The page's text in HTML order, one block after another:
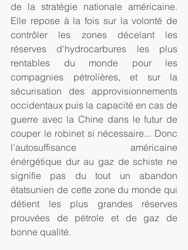
de la stratégie nationale américaine.
Elle repose à la fois sur la volonté de
contrôler les zones décelant les
réserves d'hydrocarbures les plus
rentables du monde pour les
compagnies pétrolières, et sur la
sécurisation des approvisionnements
occidentaux puis la capacité en cas de
guerre avec la Chine dans le futur de
couper le robinet si nécessaire... Donc
l'autosuffisance américaine
énérgétique dur au gaz de schiste ne
signifie pas du tout un abandon
étatsunien de cette zone du monde qui
détient les plus grandes réserves
prouvées de pétrole et de gaz de
bonne qualité.